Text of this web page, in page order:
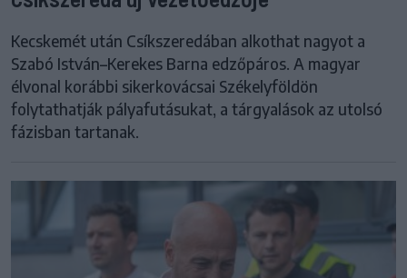
Kecskemét után Csíkszeredában alkothat nagyot a
Szabó István–Kerekes Barna edzőpáros. A magyar
élvonal korábbi sikerkovácsai Székelyföldön
folytathatják pályafutásukat, a tárgyalások az utolsó
fázisban tartanak.